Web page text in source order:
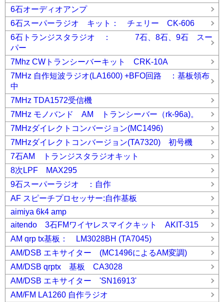
6石オーディオアンプ
6石スーパーラジオ キット： チェリー CK-606
6石トランジスタラジオ ： 7石、8石、9石 スー
パー
7Mhz CWトランシーバーキット CRK-10A
7MHz 自作短波ラジオ(LA1600) +BFO回路 ：基板領布
中
7MHz TDA1572受信機
7MHz モノバンド AM トランシーバー（rk-96a)。
7MHzダイレクトコンバージョン(MC1496)
7MHzダイレクトコンバージョン(TA7320) 初号機
7石AM トランジスタラジオキット
8次LPF MAX295
9石スーパーラジオ ：自作
AF スピーチプロセッサー:自作基板
aimiya 6k4 amp
aitendo 3石FMワイヤレスマイクキット AKIT-315
AM qrp tx基板： LM3028BH (TA7045)
AM/DSB エキサイター (MC1496によるAM変調)
AM/DSB qrptx 基板 CA3028
AM/DSB エキサイター 'SN16913'
AM/FM LA1260 自作ラジオ